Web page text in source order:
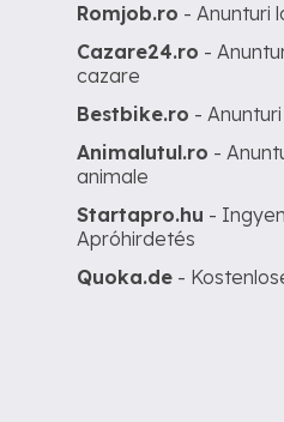
Romjob.ro - Anunturi
Cazare24.ro -
cazare
Bestbike.ro -
Animalutul.ro -
animale
Startapro.hu -
Apróhirdetés
Quoka.de -